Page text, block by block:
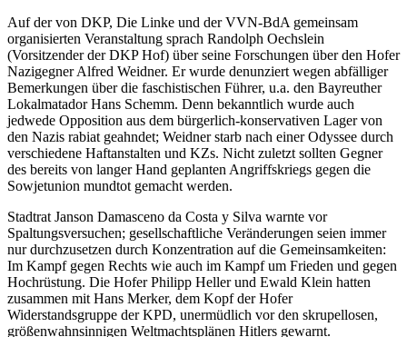
Auf der von DKP, Die Linke und der VVN-BdA gemeinsam
organisierten Veranstaltung sprach Randolph Oechslein
(Vorsitzender der DKP Hof) über seine Forschungen über den Hofer
Nazigegner Alfred Weidner. Er wurde denunziert wegen abfälliger
Bemerkungen über die faschistischen Führer, u.a. den Bayreuther
Lokalmatador Hans Schemm. Denn bekanntlich wurde auch
jedwede Opposition aus dem bürgerlich-konservativen Lager von
den Nazis rabiat geahndet; Weidner starb nach einer Odyssee durch
verschiedene Haftanstalten und KZs. Nicht zuletzt sollten Gegner
des bereits von langer Hand geplanten Angriffskriegs gegen die
Sowjetunion mundtot gemacht werden.
Stadtrat Janson Damasceno da Costa y Silva warnte vor
Spaltungsversuchen; gesellschaftliche Veränderungen seien immer
nur durchzusetzen durch Konzentration auf die Gemeinsamkeiten:
Im Kampf gegen Rechts wie auch im Kampf um Frieden und gegen
Hochrüstung. Die Hofer Philipp Heller und Ewald Klein hatten
zusammen mit Hans Merker, dem Kopf der Hofer
Widerstandsgruppe der KPD, unermüdlich vor den skrupellosen,
größenwahnsinnigen Weltmachtsplänen Hitlers gewarnt.